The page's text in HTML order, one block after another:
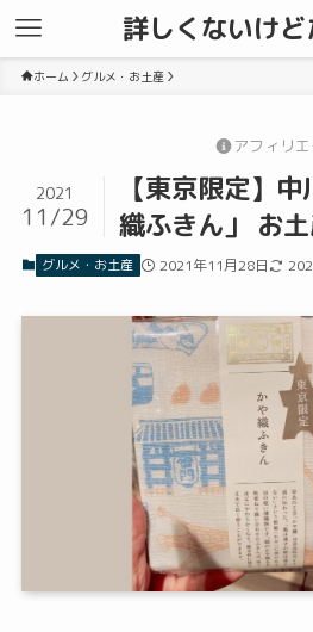
詳しくないけ
ホーム グルメ・お土産
アフィリ
【東京限定】
織ふきん」 お
2021
11/29
グルメ・お土産 2021年11月28日